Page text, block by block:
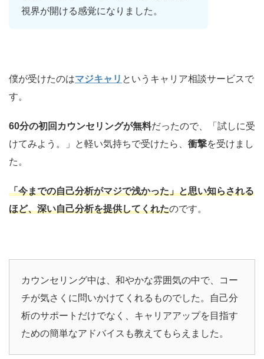
視界が開ける感覚になりました。
僕が受けたのはマジキャリ というキャリア相談サービスで
す。
60分の初回カウンセリングが無料だったので、「試しに受
けてみよう。」と軽い気持ちで受けたら、 衝撃を受けまし
た。
「今までの自己分析がマジで浅かった」と思い知らされる
ほど、深い自己分析を提供してくれたのです。
カウンセリング中は、和やかな雰囲気の中で、コー
チが気さくに問いかけてくれるものでした。自己分
析のサポートだけでなく、キャリアアップを目指す
ための簡単なアドバイスも教えてもらえました。